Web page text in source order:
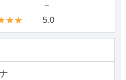
－
5.0